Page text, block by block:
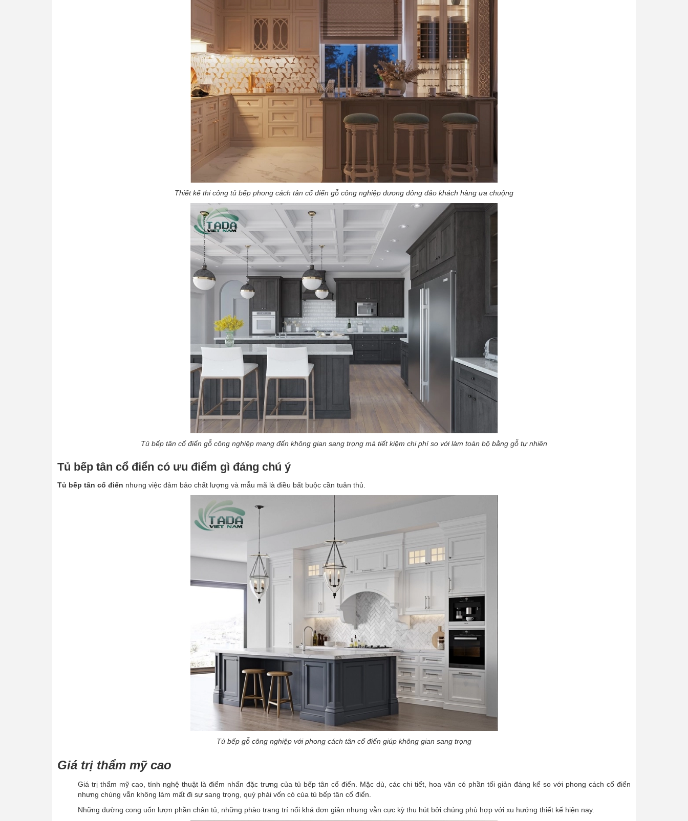
Thiết kế thi công tủ bếp phong cách tân cổ điển gỗ công nghiệp đương đông đảo khách hàng ưa chuộng
Tủ bếp tân cổ điển gỗ công nghiệp mang đến không gian sang trọng mà tiết kiệm chi phí so với làm toàn bộ bằng gỗ tự nhiên
Tủ bếp tân cổ điển có ưu điểm gì đáng chú ý
Tủ bếp tân cổ điển nhưng việc đảm bảo chất lượng và mẫu mã là điều bất buộc cần tuân thủ.
Tủ bếp gỗ công nghiệp với phong cách tân cổ điển giúp không gian sang trọng
Giá trị thẩm mỹ cao
Giá trị thẩm mỹ cao, tính nghệ thuật là điểm nhấn đặc trưng của tủ bếp tân cổ điển. Mặc dù, các chi tiết, hoa văn có phần tối giản đáng kể so với phong cách cổ điển
nhưng chúng vẫn không làm mất đi sự sang trọng, quý phái vốn có của tủ bếp tân cổ điển.
Những đường cong uốn lượn phần chân tủ, những phào trang trí nổi khá đơn giản nhưng vẫn cực kỳ thu hút bởi chúng phù hợp với xu hướng thiết kế hiện nay.